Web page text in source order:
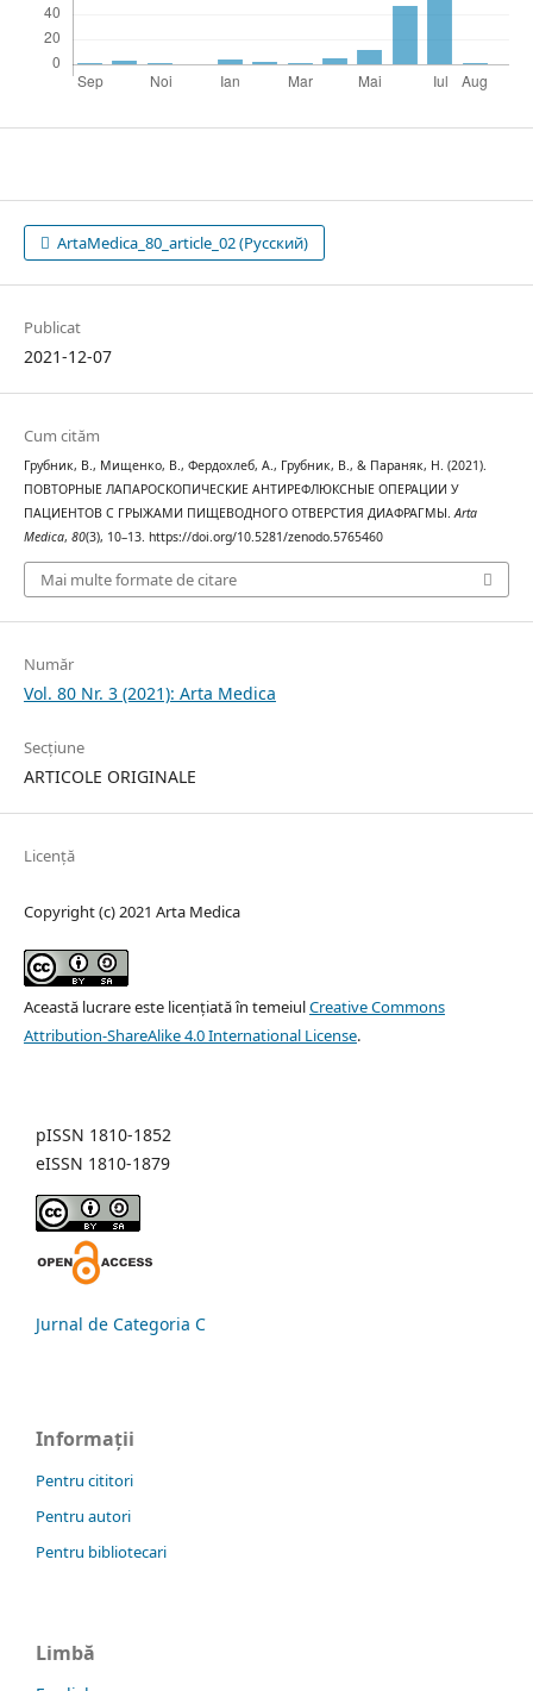
ArtaMedica_80_article_02 (Русский)
Publicat
2021-12-07
Cum cităm
Грубник, В., Мищенко, В., Фердохлеб, А., Грубник, В., & Параняк, Н. (2021).
ПОВТОРНЫЕ ЛАПАРОСКОПИЧЕСКИЕ АНТИРЕФЛЮКСНЫЕ ОПЕРАЦИИ У
ПАЦИЕНТОВ С ГРЫЖАМИ ПИЩЕВОДНОГО ОТВЕРСТИЯ ДИАФРАГМЫ.Arta
Medica, 80(3), 10–13. https://doi.org/10.5281/zenodo.5765460
Mai multe formate de citare
Număr
Vol. 80 Nr. 3 (2021): Arta Medica
Secțiune
ARTICOLE ORIGINALE
Licență
Copyright (c) 2021 Arta Medica
Această lucrare este licențiată în temeiulCreative Commons
Attribution-ShareAlike 4.0 International License.
pISSN 1810-1852
eISSN 1810-1879
Jurnal de Categoria C
Informații
Pentru cititori
Pentru autori
Pentru bibliotecari
Limbă